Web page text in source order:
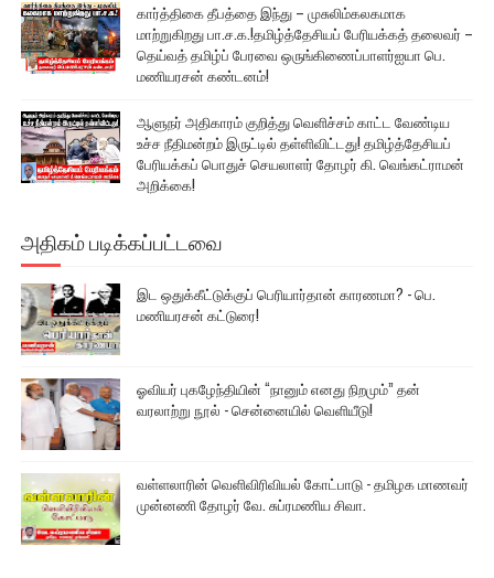
கார்த்திகை தீபத்தை இந்து – முசுலிம்கலகமாக
மாற்றுகிறது பா.ச.க.!தமிழ்த்தேசியப் பேரியக்கத் தலைவர் –
தெய்வத் தமிழ்ப் பேரவை ஒருங்கிணைப்பாளர்ஐயா பெ.
மணியரசன் கண்டனம்!
ஆளுநர் அதிகாரம் குறித்து வெளிச்சம் காட்ட வேண்டிய
உச்ச நீதிமன்றம் இருட்டில் தள்ளிவிட்டது! தமிழ்த்தேசியப்
பேரியக்கப் பொதுச் செயலாளர் தோழர் கி. வெங்கட்ராமன்
அறிக்கை!
அதிகம் படிக்கப்பட்டவை
இட ஒதுக்கீட்டுக்குப் பெரியார்தான் காரணமா? - பெ.
மணியரசன் கட்டுரை!
ஓவியர் புகழேந்தியின் “நானும் எனது நிறமும்” தன்
வரலாற்று நூல் - சென்னையில் வெளியீடு!
வள்ளலாரின் வெளிவிரிவியல் கோட்பாடு - தமிழக மாணவர்
முன்னணி தோழர் வே. சுப்ரமணிய சிவா.